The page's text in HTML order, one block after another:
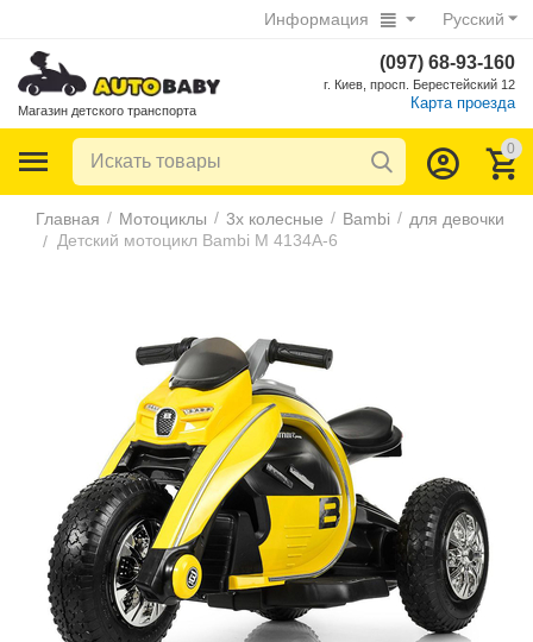
Русский
Информация
Магазин детского транспорта
(097) 68-93-160
г. Киев, просп. Берестейский 12
Карта проезда
0
Главная / Мотоциклы / 3х колесные / Bambi / для девочки
/ Детский мотоцикл Bambi M 4134A-6